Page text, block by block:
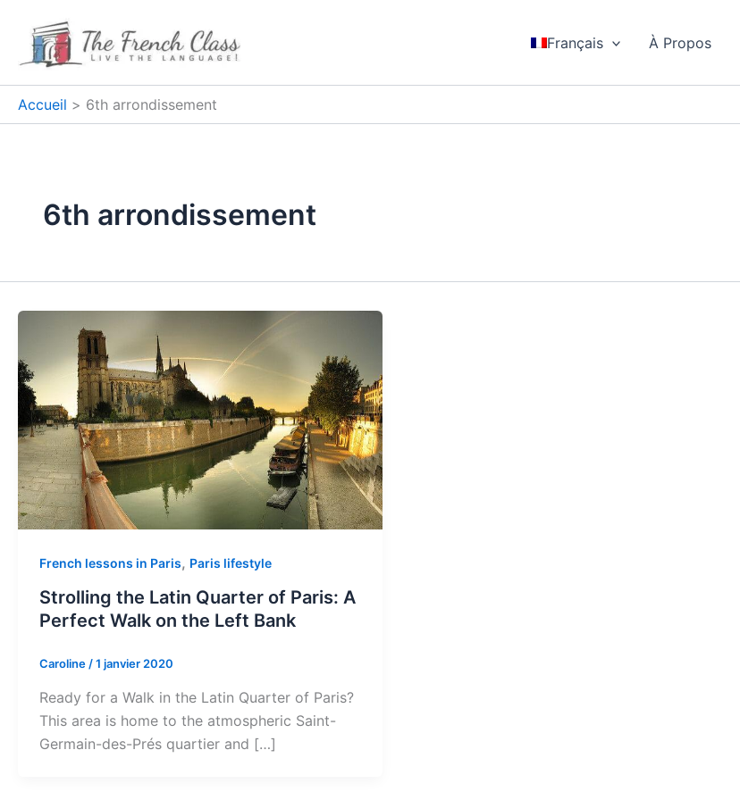
contenu
Français À Propos
Accueil 6th arrondissement
6th arrondissement
French lessons in Paris, Paris lifestyle
Strolling the Latin Quarter of Paris: A
Perfect Walk on the Left Bank
Caroline/1 janvier 2020
Ready for a Walk in the Latin Quarter of Paris?
This area is home to the atmospheric Saint-
Germain-des-Prés quartier and […]